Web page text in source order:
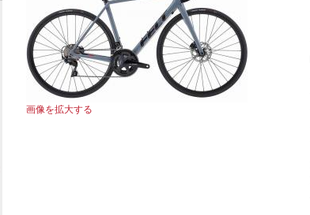
画像を拡大する